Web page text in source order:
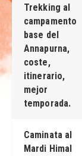
Trekking al
campamento
base del
Annapurna,
coste,
itinerario,
mejor
temporada.
Caminata al
Mardi Himal